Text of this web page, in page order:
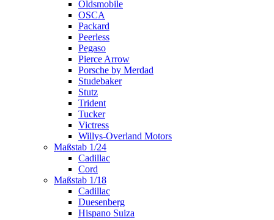
Oldsmobile
OSCA
Packard
Peerless
Pegaso
Pierce Arrow
Porsche by Merdad
Studebaker
Stutz
Trident
Tucker
Victress
Willys-Overland Motors
Maßstab 1/24
Cadillac
Cord
Maßstab 1/18
Cadillac
Duesenberg
Hispano Suiza